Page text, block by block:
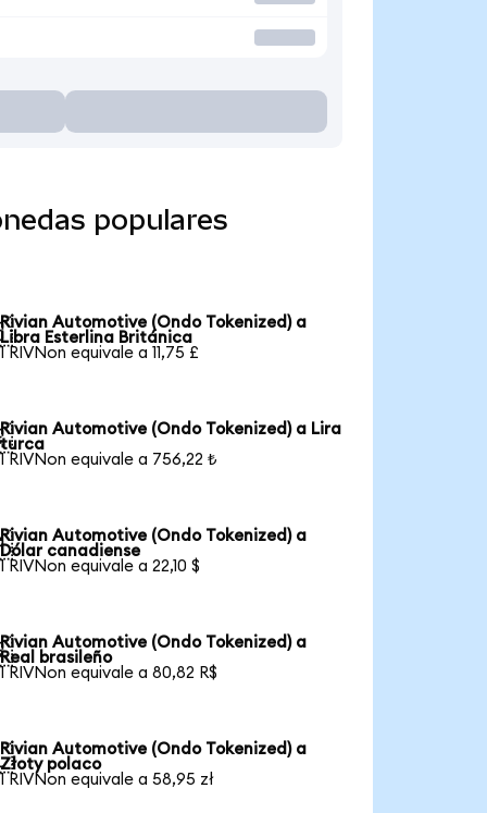
populares
Rivian Automotive (Ondo Tokenized) a
Libra Esterlina Británica
1 RIVNon equivale a 11,75 £
Rivian Automotive (Ondo Tokenized) a Lira
turca
1 RIVNon equivale a 756,22 ₺
Rivian Automotive (Ondo Tokenized) a
Dólar canadiense
1 RIVNon equivale a 22,10 $
Rivian Automotive (Ondo Tokenized) a
Real brasileño
1 RIVNon equivale a 80,82 R$
Rivian Automotive (Ondo Tokenized) a
Złoty polaco
1 RIVNon equivale a 58,95 zł